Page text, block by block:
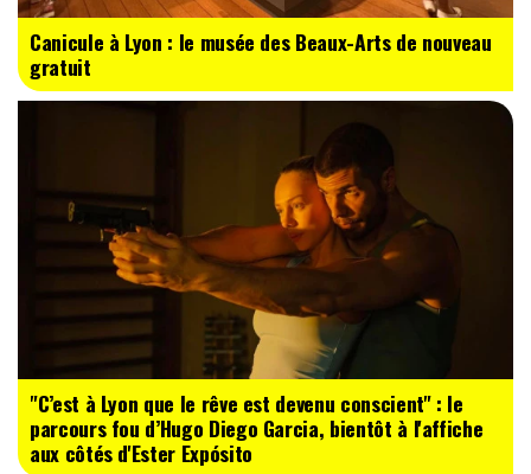
Canicule à Lyon : le musée des Beaux-Arts de nouveau
gratuit
"C’est à Lyon que le rêve est devenu conscient" : le
parcours fou d’Hugo Diego Garcia, bientôt à l'affiche
aux côtés d'Ester Expósito